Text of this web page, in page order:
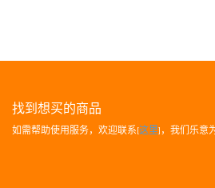
找到想买的商品
如需帮助使用服务，欢迎联系[这里]，我们乐意